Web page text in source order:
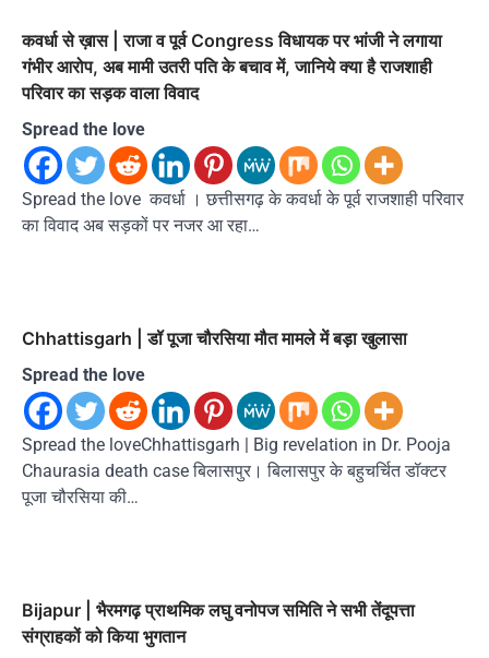
कवर्धा से ख़ास | राजा व पूर्व Congress विधायक पर भांजी ने लगाया
गंभीर आरोप, अब मामी उतरी पति के बचाव में, जानिये क्या है राजशाही
परिवार का सड़क वाला विवाद
Spread the love
Spread the love कवर्धा । छत्तीसगढ़ के कवर्धा के पूर्व राजशाही परिवार
का विवाद अब सड़कों पर नजर आ रहा…
Chhattisgarh | डॉ पूजा चौरसिया मौत मामले में बड़ा खुलासा
Spread the love
Spread the loveChhattisgarh | Big revelation in Dr. Pooja
Chaurasia death case बिलासपुर। बिलासपुर के बहुचर्चित डॉक्टर
पूजा चौरसिया की…
Bijapur | भैरमगढ़ प्राथमिक लघु वनोपज समिति ने सभी तेंदूपत्ता
संग्राहकों को किया भुगतान